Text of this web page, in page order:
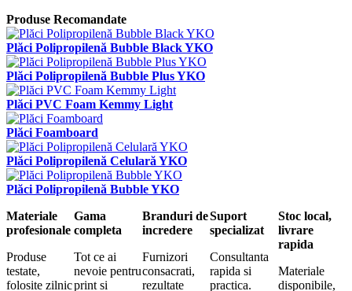
Produse Recomandate
Plăci Polipropilenă Bubble Black YKO
Plăci Polipropilenă Bubble Plus YKO
Plăci PVC Foam Kemmy Light
Plăci Foamboard
Plăci Polipropilenă Celulară YKO
Plăci Polipropilenă Bubble YKO
Materiale
profesionale
Produse
testate,
folosite zilnic
Gama
completa
Tot ce ai
nevoie pentru
print si
Branduri de
incredere
Furnizori
consacrati,
rezultate
Suport
specializat
Consultanta
rapida si
practica.
Stoc local,
livrare
rapida
Materiale
disponibile,